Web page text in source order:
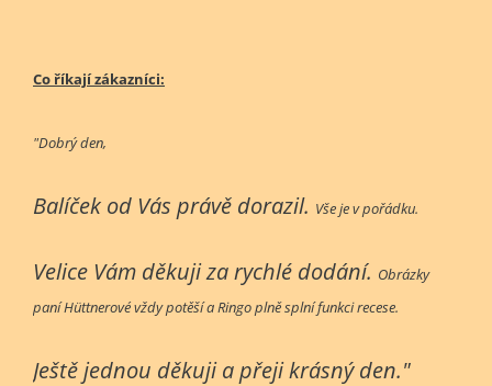
Co říkají zákazníci:
"Dobrý den,
Balíček od Vás právě dorazil. Vše je v pořádku.
Velice Vám děkuji za rychlé dodání. Obrázky
paní Hüttnerové vždy potěší a Ringo plně splní funkci recese.
Ještě jednou děkuji a přeji krásný den."